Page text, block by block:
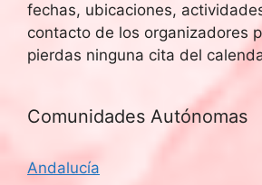
fechas, ubicaciones,
contacto de los organizadores
pierdas ninguna cita del
Comunidades Autónomas
Andalucía